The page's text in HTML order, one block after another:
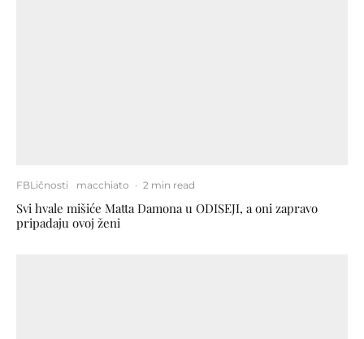
FBLičnosti macchiato · 2 min read
Svi hvale mišiće Matta Damona u ODISEJI, a oni zapravo
pripadaju ovoj ženi